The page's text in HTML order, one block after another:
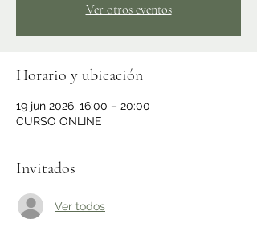
Ver otros eventos
Horario y ubicación
19 jun 2026, 16:00 – 20:00
CURSO ONLINE
Invitados
Ver todos